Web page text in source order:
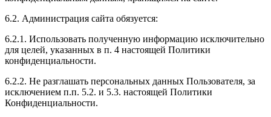
6.2. Администрация сайта обязуется:
6.2.1. Использовать полученную информацию исключительно
для целей, указанных в п. 4 настоящей Политики
конфиденциальности.
6.2.2. Не разглашать персональных данных Пользователя, за
исключением п.п. 5.2. и 5.3. настоящей Политики
Конфиденциальности.